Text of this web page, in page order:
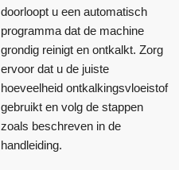
doorloopt u een automatisch
programma dat de machine
grondig reinigt en ontkalkt. Zorg
ervoor dat u de juiste
hoeveelheid ontkalkingsvloeistof
gebruikt en volg de stappen
zoals beschreven in de
handleiding.